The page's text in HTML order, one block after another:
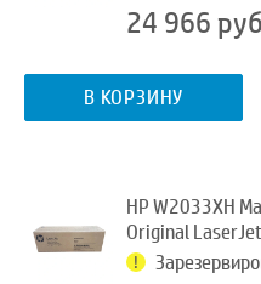
24 966
В КОРЗИНУ
HP W2033XH
Original